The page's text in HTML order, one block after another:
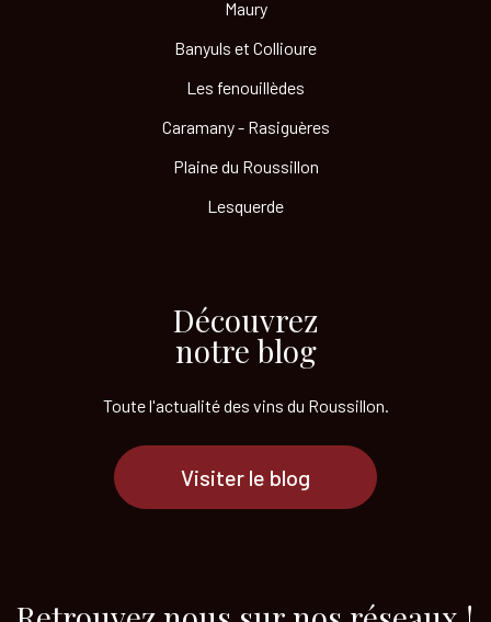
Maury
Banyuls et Collioure
Les fenouillèdes
Caramany - Rasiguères
Plaine du Roussillon
Lesquerde
Découvrez
notre blog
Toute l'actualité des vins du Roussillon.
Visiter le blog